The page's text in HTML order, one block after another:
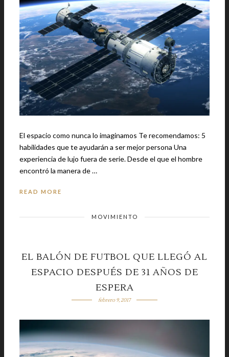
El espacio como nunca lo imaginamos Te recomendamos: 5
habilidades que te ayudarán a ser mejor persona Una
experiencia de lujo fuera de serie. Desde el que el hombre
encontró la manera de …
READ MORE
MOVIMIENTO
EL BALÓN DE FUTBOL QUE LLEGÓ AL
ESPACIO DESPUÉS DE 31 AÑOS DE
ESPERA
febrero 9, 2017